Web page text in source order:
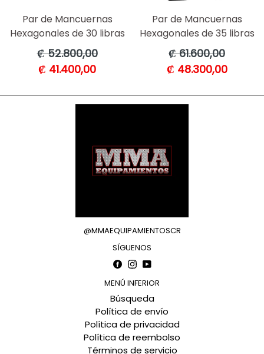
Par de Mancuernas
Hexagonales de 30 libras
Precio
habitual
₡ 52.800,00
₡ 41.400,00
Par de Mancuernas
Hexagonales de 35 libras
Precio
habitual
₡ 61.600,00
₡ 48.300,00
@MMAEQUIPAMIENTOSCR
SÍGUENOS
Facebook
Instagram
YouTube
MENÚ INFERIOR
Búsqueda
Política de envío
Política de privacidad
Política de reembolso
Términos de servicio